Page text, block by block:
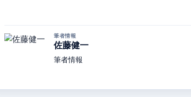
筆者情報
佐藤健一
筆者情報